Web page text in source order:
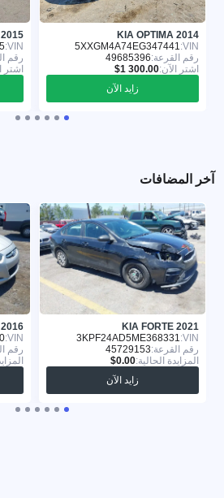
KIA OPTIMA 2014
VIN:
5XXGM4A74EG347441
رقم القرعة:49685396
اشترِ الآن:
زايد الآن
VIN:
رقم
اشترِ
آخر المضافات
KIA FORTE 2021
VIN:
3KPF24AD5ME368331
رقم القرعة:45729153
المزايدة الحالية:
زايد الآن
VIN:
رقم